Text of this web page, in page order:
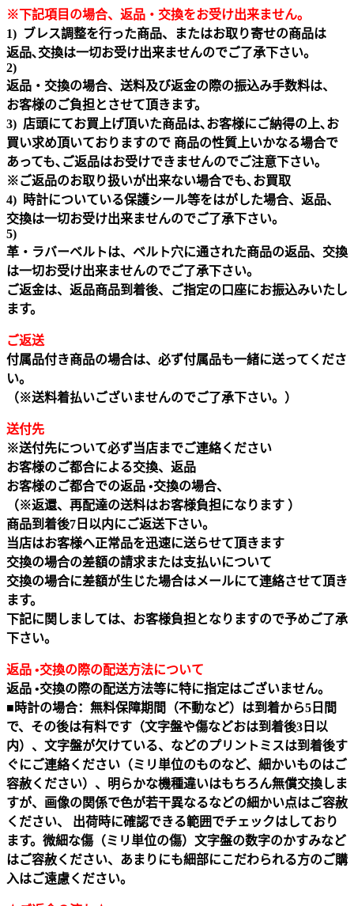
※下記項目の場合、返品・交換をお受け出来ません｡
1) ブレス調整を行った商品、またはお取り寄せの商品は
返品､交換は一切お受け出来ませんのでご了承下さい。
2)
返品・交換の場合、送料及び返金の際の振込み手数料は、
お客様のご負担とさせて頂きます。
3) 店頭にてお買上げ頂いた商品は､お客様にご納得の上､お
買い求め頂いておりますので 商品の性質上いかなる場合で
あっても､ご返品はお受けできませんのでご注意下さい｡
※ご返品のお取り扱いが出来ない場合でも､お買取
4) 時計についている保護シール等をはがした場合、返品、
交換は一切お受け出来ませんのでご了承下さい。
5)
革・ラバーベルトは、ベルト穴に通された商品の返品、交換
は一切お受け出来ませんのでご了承下さい。
ご返金は、返品商品到着後、ご指定の口座にお振込みいたし
ます。
ご返送
付属品付き商品の場合は、必ず付属品も一緒に送ってくださ
い。
（※送料着払いございませんのでご了承下さい。）
送付先
※送付先について必ず当店までご連絡ください
お客様のご都合による交換、返品
お客様のご都合での返品 •交換の場合、
（※返還、再配達の送料はお客様負担になります ）
商品到着後7日以内にご返送下さい。
当店はお客様へ正常品を迅速に送らせて頂きます
交換の場合の差額の請求または支払いについて
交換の場合に差額が生じた場合はメールにて連絡させて頂き
ます。
下記に関しましては、お客様負担となりますので予めご了承
下さい。
返品 •交換の際の配送方法について
返品 •交換の際の配送方法等に特に指定はございません。
■時計の場合：無料保障期間（不動など）は到着から5日間
で、その後は有料です（文字盤や傷などおは到着後3日以
内）、文字盤が欠けている、などのプリントミスは到着後す
ぐにご連絡ください（ミリ単位のものなど、細かいものはご
容赦ください）、明らかな機種違いはもちろん無償交換しま
すが、画像の関係で色が若干異なるなどの細かい点はご容赦
ください、 出荷時に確認できる範囲でチェックはしており
ます。微細な傷（ミリ単位の傷）文字盤の数字のかすみなど
はご容赦ください、あまりにも細部にこだわられる方のご購
入はご遠慮ください。